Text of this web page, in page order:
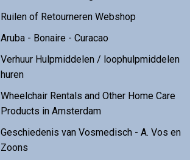
Ruilen of Retourneren Webshop
Aruba - Bonaire - Curacao
Verhuur Hulpmiddelen / loophulpmiddelen
huren
Wheelchair Rentals and Other Home Care
Products in Amsterdam
Geschiedenis van Vosmedisch - A. Vos en
Zoons